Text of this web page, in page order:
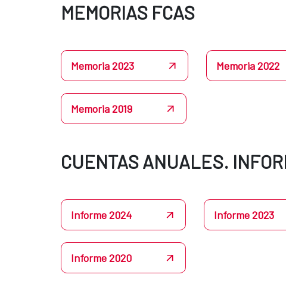
MEMORIAS FCAS
Memoria 2023 Memoria 2022
Memoria 2019
CUENTAS ANUALES.
Informe 2024 Informe 2023
Informe 2020